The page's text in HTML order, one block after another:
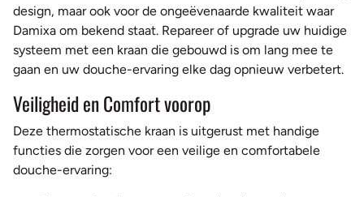
design, maar ook voor de ongeëvenaarde kwaliteit waar
Damixa om bekend staat. Repareer of upgrade uw huidige
systeem met een kraan die gebouwd is om lang mee te
gaan en uw douche-ervaring elke dag opnieuw verbetert.
Veiligheid en Comfort voorop
Deze thermostatische kraan is uitgerust met handige
functies die zorgen voor een veilige en comfortabele
douche-ervaring: